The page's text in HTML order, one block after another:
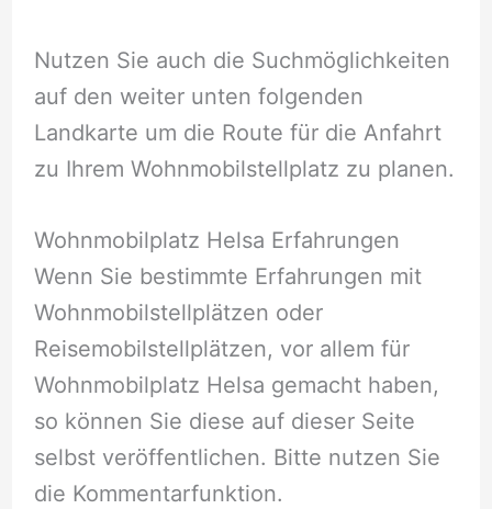
Nutzen Sie auch die Suchmöglichkeiten
auf den weiter unten folgenden
Landkarte um die Route für die Anfahrt
zu Ihrem Wohnmobilstellplatz zu planen.
Wohnmobilplatz Helsa Erfahrungen
Wenn Sie bestimmte Erfahrungen mit
Wohnmobilstellplätzen oder
Reisemobilstellplätzen, vor allem für
Wohnmobilplatz Helsa gemacht haben,
so können Sie diese auf dieser Seite
selbst veröffentlichen. Bitte nutzen Sie
die Kommentarfunktion.